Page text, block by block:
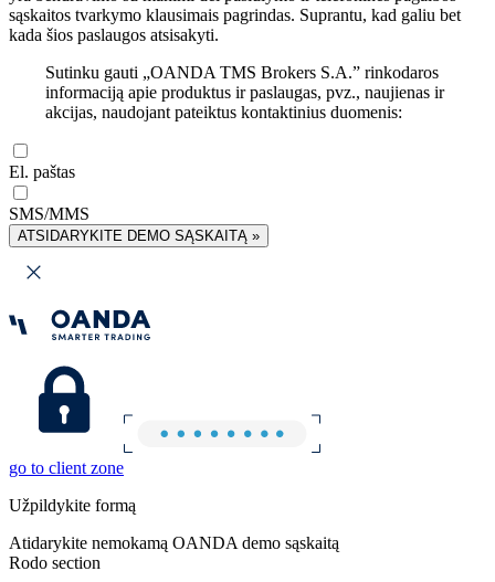
sąskaitos tvarkymo klausimais pagrindas. Suprantu, kad galiu bet
kada šios paslaugos atsisakyti.
Sutinku gauti „OANDA TMS Brokers S.A.” rinkodaros
informaciją apie produktus ir paslaugas, pvz., naujienas ir
akcijas, naudojant pateiktus kontaktinius duomenis:
El. paštas
SMS/MMS
ATSIDARYKITE DEMO SĄSKAITĄ »
go to client zone
Užpildykite formą
Atidarykite nemokamą OANDA demo sąskaitą
Rodo section